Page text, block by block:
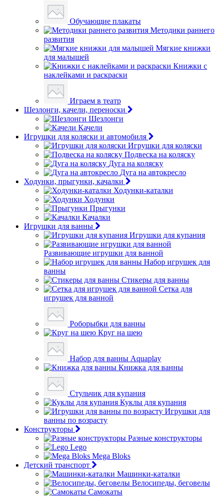
Обучающие плакаты
Методики раннего
развития
Мягкие книжки
для малышей
Книжки с
наклейками и раскраски
Играем в театр
Шезлонги, качели, переноски
Шезлонги
Качели
Игрушки для коляски и автомобиля
Игрушки для коляски
Подвеска на коляску
Дуга на коляску
Дуга на автокресло
Ходунки, прыгунки, качалки
Ходунки-каталки
Ходунки
Прыгунки
Качалки
Игрушки для ванны
Игрушки для купания
Развивающие игрушки для ванной
Набор игрушек для
ванны
Стикеры для ванны
Сетка для
игрушек для ванной
Роборыбки для ванны
Круг на шею
Набор для ванны Aquaplay
Книжка для ванны
Стульчик для купания
Куклы для купания
Игрушки для
ванны по возрасту
Конструкторы
Разные конструкторы
Lego
Mega Bloks
Детский транспорт
Машинки-каталки
Велосипеды, беговелы
Самокаты